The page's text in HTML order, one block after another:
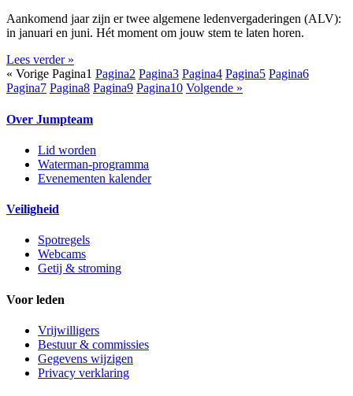
Aankomend jaar zijn er twee algemene ledenvergaderingen (ALV):
in januari en juni. Hét moment om jouw stem te laten horen.
Lees verder »
« Vorige Pagina1 Pagina2 Pagina3 Pagina4 Pagina5 Pagina6
Pagina7 Pagina8 Pagina9 Pagina10 Volgende »
Over Jumpteam
Lid worden
Waterman-programma
Evenementen kalender
Veiligheid
Spotregels
Webcams
Getij & stroming
Voor leden
Vrijwilligers
Bestuur & commissies
Gegevens wijzigen
Privacy verklaring